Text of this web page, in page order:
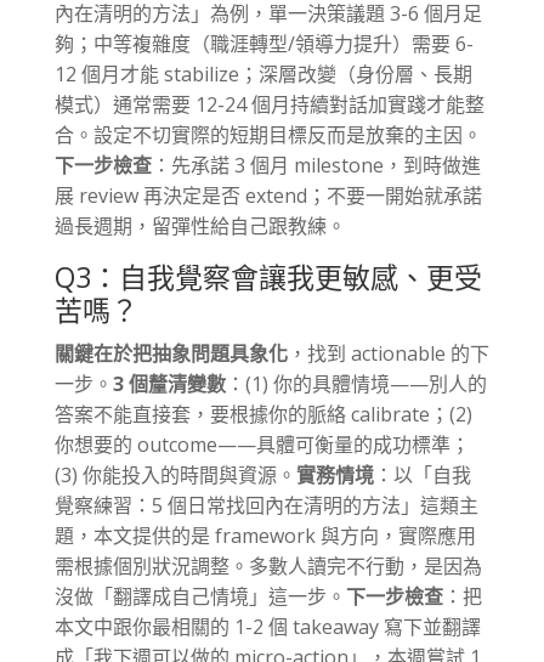
內在清明的方法」為例，單一決策議題 3-6 個月足
夠；中等複雜度（職涯轉型/領導力提升）需要 6-
12 個月才能 stabilize；深層改變（身份層、長期
模式）通常需要 12-24 個月持續對話加實踐才能整
合。設定不切實際的短期目標反而是放棄的主因。
下一步檢查：先承諾 3 個月 milestone，到時做進
展 review 再決定是否 extend；不要一開始就承諾
過長週期，留彈性給自己跟教練。
Q3：自我覺察會讓我更敏感、更受
苦嗎？
關鍵在於把抽象問題具象化，找到 actionable 的下
一步。 3 個釐清變數：(1) 你的具體情境——別人的
答案不能直接套，要根據你的脈絡 calibrate；(2)
你想要的 outcome——具體可衡量的成功標準；
(3) 你能投入的時間與資源。 實務情境：以「自我
覺察練習：5 個日常找回內在清明的方法」這類主
題，本文提供的是 framework 與方向，實際應用
需根據個別狀況調整。多數人讀完不行動，是因為
沒做「翻譯成自己情境」這一步。 下一步檢查：把
本文中跟你最相關的 1-2 個 takeaway 寫下並翻譯